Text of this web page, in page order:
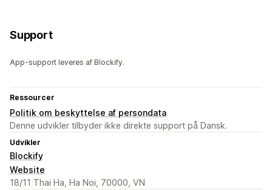
Support
App-support leveres af Blockify.
Ressourcer
Politik om beskyttelse af persondata
Denne udvikler tilbyder ikke direkte support på Dansk.
Udvikler
Blockify
Website
18/11 Thai Ha, Ha Noi, 70000, VN